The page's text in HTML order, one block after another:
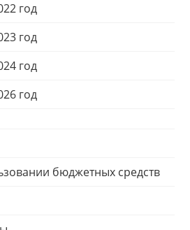
год
год
год
год
бюджетных средств